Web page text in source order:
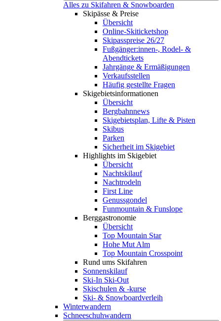
Alles zu Skifahren & Snowboarden
Skipässe & Preise
Übersicht
Online-Skiticketshop
Skipasspreise 26/27
Fußgänger:innen-, Rodel- &
Abendtickets
Jahrgänge & Ermäßigungen
Verkaufsstellen
Häufig gestellte Fragen
Skigebiets­informationen
Übersicht
Bergbahnnews
Skigebietsplan, Lifte & Pisten
Skibus
Parken
Sicherheit im Skigebiet
Highlights im Skigebiet
Übersicht
Nachtskilauf
Nachtrodeln
First Line
Genussgondel
Funmountain & Funslope
Berggastronomie
Übersicht
Top Mountain Star
Hohe Mut Alm
Top Mountain Crosspoint
Rund ums Skifahren
Sonnenskilauf
Ski-In Ski-Out
Skischulen & -kurse
Ski- & Snowboardverleih
Winterwandern
Schneeschuhwandern